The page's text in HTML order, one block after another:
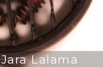
Lalama